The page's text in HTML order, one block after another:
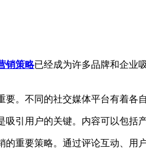
销策略已经成为许多品牌和企业
不同的社交媒体平台有着各
用户的关键。内容可以包括
要策略。通过评论互动、用